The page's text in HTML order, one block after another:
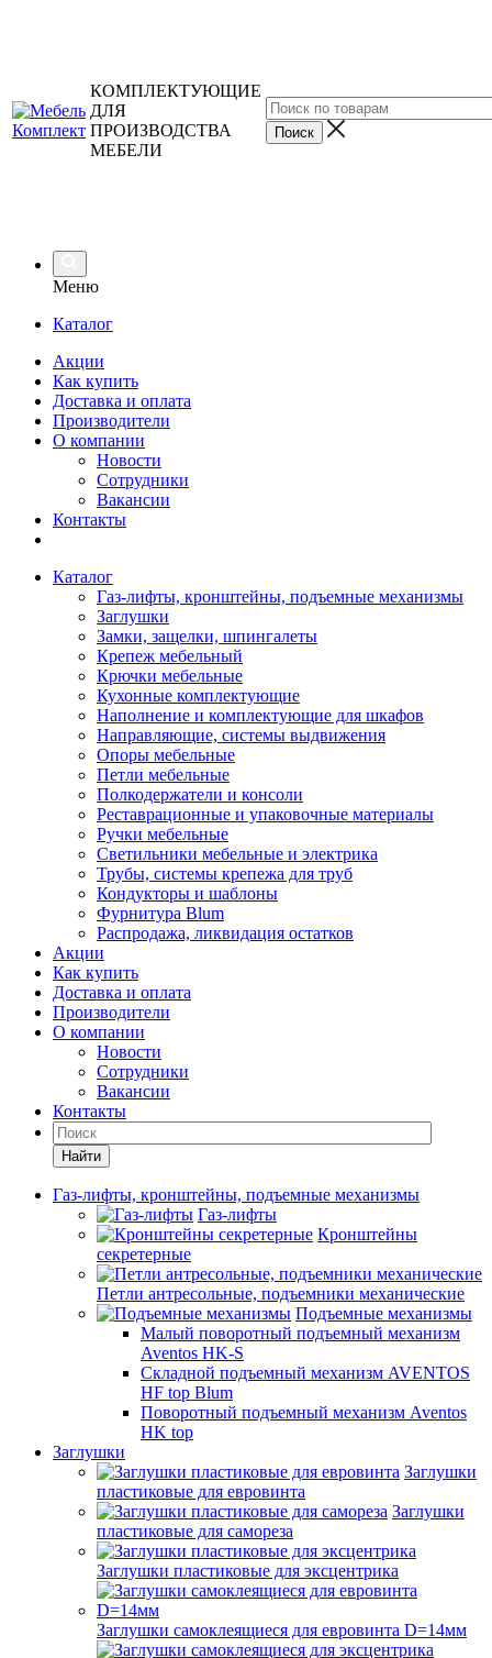
КОМПЛЕКТУЮЩИЕ
ДЛЯ
ПРОИЗВОДСТВА
МЕБЕЛИ
Меню
Каталог
Акции
Как купить
Доставка и оплата
Производители
О компании
Новости
Сотрудники
Вакансии
Контакты
Каталог
Газ-лифты, кронштейны, подъемные механизмы
Заглушки
Замки, защелки, шпингалеты
Крепеж мебельный
Крючки мебельные
Кухонные комплектующие
Наполнение и комплектующие для шкафов
Направляющие, системы выдвижения
Опоры мебельные
Петли мебельные
Полкодержатели и консоли
Реставрационные и упаковочные материалы
Ручки мебельные
Светильники мебельные и электрика
Трубы, системы крепежа для труб
Кондукторы и шаблоны
Фурнитура Blum
Распродажа, ликвидация остатков
Акции
Как купить
Доставка и оплата
Производители
О компании
Новости
Сотрудники
Вакансии
Контакты
Найти
Газ-лифты, кронштейны, подъемные механизмы
Газ-лифты
Кронштейны
секретерные
Петли антресольные, подъемники механические
Подъемные механизмы
Малый поворотный подъемный механизм
Aventos HK-S
Складной подъемный механизм AVENTOS
HF top Blum
Поворотный подъемный механизм Aventos
HK top
Заглушки
Заглушки
пластиковые для евровинта
Заглушки
пластиковые для самореза
Заглушки пластиковые для эксцентрика
Заглушки самоклеящиеся для евровинта D=14мм